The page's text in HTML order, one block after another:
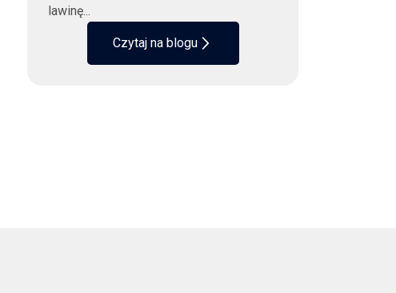
lawinę...
Czytaj na blogu